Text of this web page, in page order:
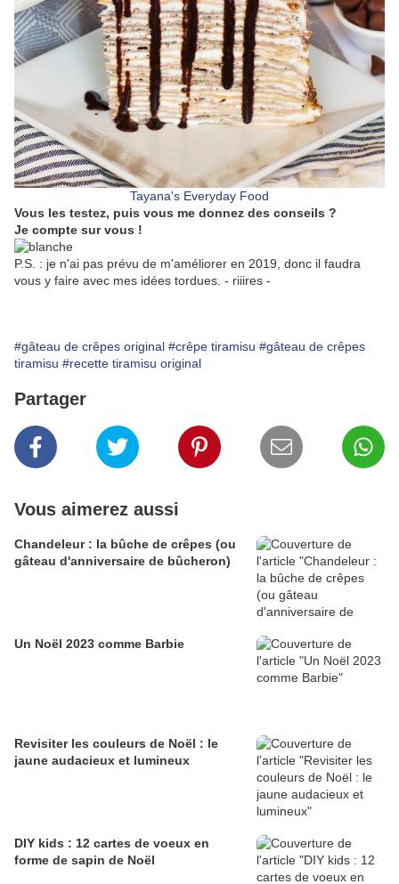
Tayana's Everyday Food
Vous les testez, puis vous me donnez des conseils ?
Je compte sur vous !
P.S. : je n'ai pas prévu de m'améliorer en 2019, donc il faudra
vous y faire avec mes idées tordues. - riiires -
#gâteau de crêpes original #crêpe tiramisu #gâteau de crêpes
tiramisu #recette tiramisu original
Partager
Vous aimerez aussi
Chandeleur : la bûche de crêpes (ou
gâteau d'anniversaire de bûcheron)
Un Noël 2023 comme Barbie
Revisiter les couleurs de Noël : le
jaune audacieux et lumineux
DIY kids : 12 cartes de voeux en
forme de sapin de Noël